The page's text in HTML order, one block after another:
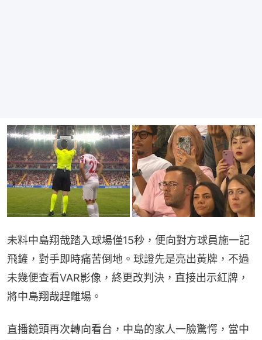
未料中島翔哉踏入球場僅15秒，便向對方球員施一記
飛鏟，對手即時痛苦倒地。球證先是亮出黃牌，不過
未幾便查看VAR影像，終更改判決，直接出示紅牌，
將中島翔哉趕離場。
直播鏡頭再次轉向看台，中島的家人一臉驚愕，當中